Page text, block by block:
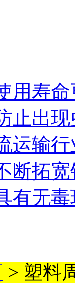
用寿命
止出
运输
断拓
有无
> 塑料